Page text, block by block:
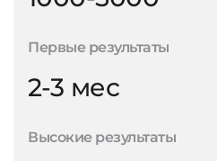
Первые результаты
2-3 мес
Высокие результаты